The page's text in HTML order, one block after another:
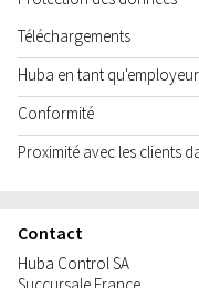
Téléchargements
Huba en tant qu'employeur
Conformité
Proximité avec les clients
Contact
Huba Control SA
Succursale France